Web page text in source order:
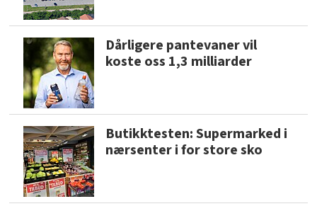
Dårligere pantevaner vil
koste oss 1,3 milliarder
Butikktesten: Supermarked i
nærsenter i for store sko